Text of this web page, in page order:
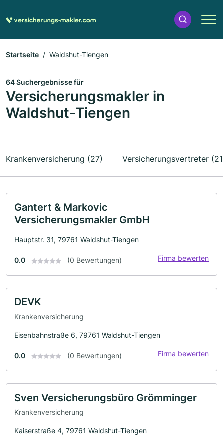
Startseite Waldshut-Tiengen
64 Suchergebnisse für
Versicherungsmakler in
Waldshut-Tiengen
Krankenversicherung (27) Versicherungsvertreter
Gantert & Markovic
Versicherungsmakler GmbH
Hauptstr. 31, 79761 Waldshut-Tiengen
0.0 (0 Bewertungen) Firma bewerten
DEVK
Krankenversicherung
Eisenbahnstraße 6, 79761 Waldshut-Tiengen
0.0 (0 Bewertungen) Firma bewerten
Sven Versicherungsbüro Grömminger
Krankenversicherung
Kaiserstraße 4, 79761 Waldshut-Tiengen